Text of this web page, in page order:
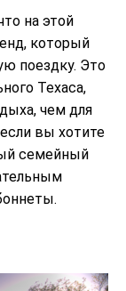
на этой
который
поездку. Это
Техаса,
чем для
вы хотите
семейный